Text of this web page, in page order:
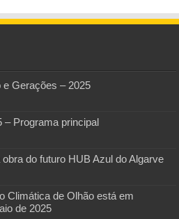
e Gerações – 2025
– Programa principal
do futuro HUB Azul do Algarve
Climática de Olhão está em
de 2025